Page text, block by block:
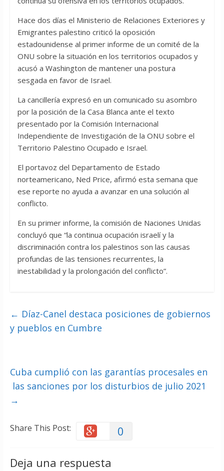
Hace dos días el Ministerio de Relaciones Exteriores y
Emigrantes palestino criticó la oposición
estadounidense al primer informe de un comité de la
ONU sobre la situación en los territorios ocupados y
acusó a Washington de mantener una postura
sesgada en favor de Israel.
La cancillería expresó en un comunicado su asombro
por la posición de la Casa Blanca ante el texto
presentado por la Comisión Internacional
Independiente de Investigación de la ONU sobre el
Territorio Palestino Ocupado e Israel.
El portavoz del Departamento de Estado
norteamericano, Ned Price, afirmó esta semana que
ese reporte no ayuda a avanzar en una solución al
conflicto.
En su primer informe, la comisión de Naciones Unidas
concluyó que “la continua ocupación israelí y la
discriminación contra los palestinos son las causas
profundas de las tensiones recurrentes, la
inestabilidad y la prolongación del conflicto”.
← Díaz-Canel destaca posiciones de gobiernos
y pueblos en Cumbre
Cuba cumplió con las garantías procesales en
las sanciones por los disturbios de julio 2021
→
Share This Post: 0
Deja una respuesta